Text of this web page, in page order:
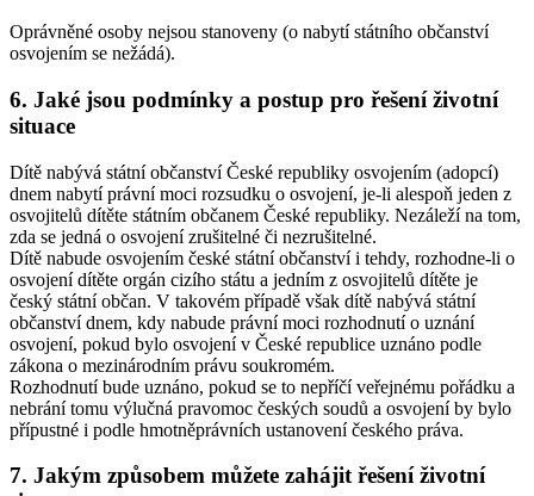
Oprávněné osoby nejsou stanoveny (o nabytí státního občanství
osvojením se nežádá).
6. Jaké jsou podmínky a postup pro řešení životní
situace
Dítě nabývá státní občanství České republiky osvojením (adopcí)
dnem nabytí právní moci rozsudku o osvojení, je-li alespoň jeden z
osvojitelů dítěte státním občanem České republiky. Nezáleží na tom,
zda se jedná o osvojení zrušitelné či nezrušitelné.
Dítě nabude osvojením české státní občanství i tehdy, rozhodne-li o
osvojení dítěte orgán cizího státu a jedním z osvojitelů dítěte je
český státní občan. V takovém případě však dítě nabývá státní
občanství dnem, kdy nabude právní moci rozhodnutí o uznání
osvojení, pokud bylo osvojení v České republice uznáno podle
zákona o mezinárodním právu soukromém.
Rozhodnutí bude uznáno, pokud se to nepříčí veřejnému pořádku a
nebrání tomu výlučná pravomoc českých soudů a osvojení by bylo
přípustné i podle hmotněprávních ustanovení českého práva.
7. Jakým způsobem můžete zahájit řešení životní